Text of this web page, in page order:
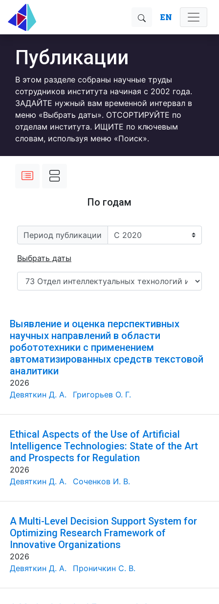
EN
Публикации
В этом разделе собраны научные труды
сотрудников института начиная с 2002 года.
ЗАДАЙТЕ нужный вам временной интервал в
меню «Выбрать даты». ОТСОРТИРУЙТЕ по
отделам института. ИЩИТЕ по ключевым
словам, используя меню «Поиск».
По годам
Период публикации
Выбрать даты
Выявление и оценка перспективных
научных направлений в области
робототехники с применением
автоматизированных средств текстовой
аналитики
2026
Девяткин Д. А.
Григорьев О. Г.
Ethical Aspects of the Use of Artificial
Intelligence Technologies: State of the Art
and Prospects for Regulation
2026
Девяткин Д. А.
Соченков И. В.
A Multi-Level Decision Support System for
Optimizing Research Framework of
Innovative Organizations
2026
Девяткин Д. А.
Проничкин С. В.